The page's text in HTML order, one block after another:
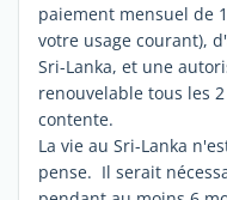
paiement mensuel de
votre usage courant),
Sri-Lanka, et une
renouvelable tous les
contente.
La vie au Sri-Lanka
pense. Il serait